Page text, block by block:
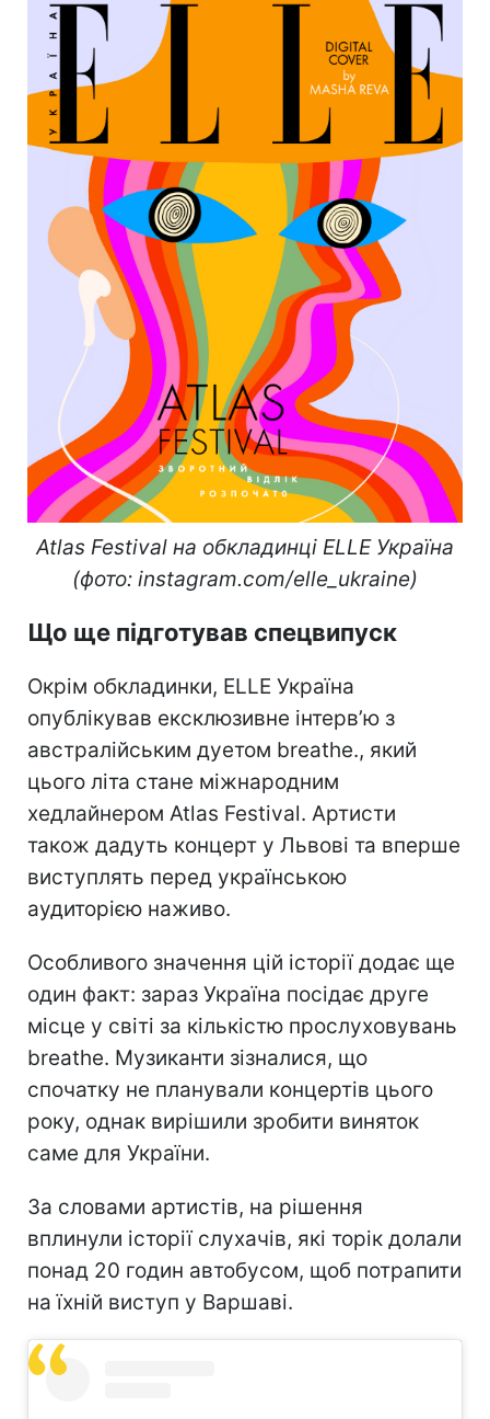
Atlas Festival на обкладинці ELLE Україна
(фото: instagram.com/elle_ukraine)
Що ще підготував спецвипуск
Окрім обкладинки, ELLE Україна
опублікував ексклюзивне інтерв’ю з
австралійським дуетом breathe., який
цього літа стане міжнародним
хедлайнером Atlas Festival. Артисти
також дадуть концерт у Львові та вперше
виступлять перед українською
аудиторією наживо.
Особливого значення цій історії додає ще
один факт: зараз Україна посідає друге
місце у світі за кількістю прослуховувань
breathe. Музиканти зізналися, що
спочатку не планували концертів цього
року, однак вирішили зробити виняток
саме для України.
За словами артистів, на рішення
вплинули історії слухачів, які торік долали
понад 20 годин автобусом, щоб потрапити
на їхній виступ у Варшаві.